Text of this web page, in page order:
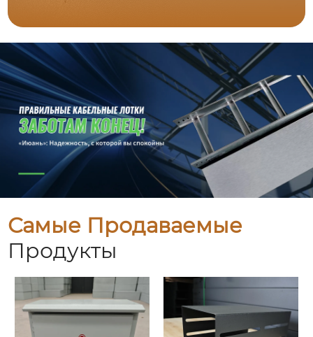
Самые Продаваемые
Продукты